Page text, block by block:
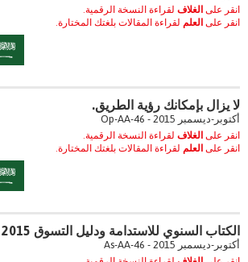
انقر على الغلاف لقراءة النسخة الرقمية.
انقر على العلم لقراءة المقالات بلغتك المختارة.
لا يزال بإمكانك رؤية الطريق.
أكتوبر-ديسمبر 2015 - Op-AA-46
انقر على الغلاف لقراءة النسخة الرقمية.
انقر على العلم لقراءة المقالات بلغتك المختارة.
الكتاب السنوي للاستدامة ودليل التسوق 2015
أكتوبر-ديسمبر 2015 - As-AA-46